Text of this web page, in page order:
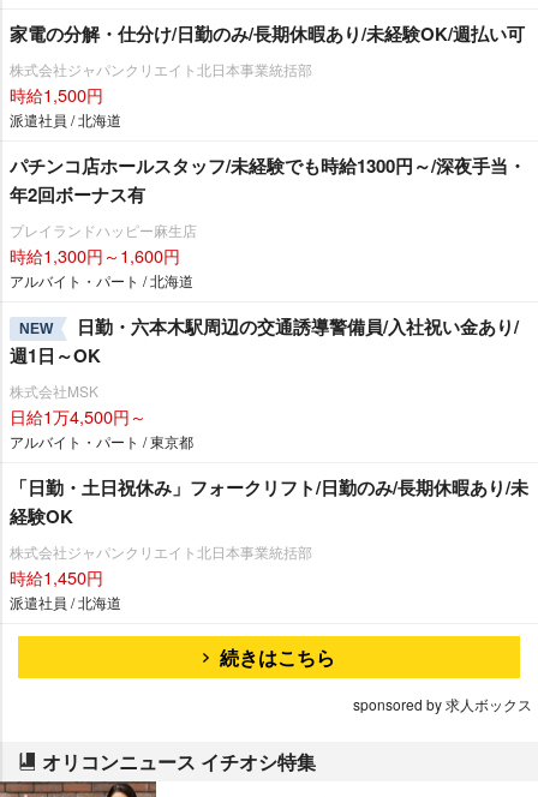
家電の分解・仕分け/日勤のみ/長期休暇あり/未経験OK/週払い可
株式会社ジャパンクリエイト北日本事業統括部
時給1,500円
派遣社員 / 北海道
パチンコ店ホールスタッフ/未経験でも時給1300円～/深夜手当・
年2回ボーナス有
プレイランドハッピー麻生店
時給1,300円～1,600円
アルバイト・パート / 北海道
NEW
日勤・六本木駅周辺の交通誘導警備員/入社祝い金あり/
週1日～OK
株式会社MSK
日給1万4,500円～
アルバイト・パート / 東京都
「日勤・土日祝休み」フォークリフト/日勤のみ/長期休暇あり/未
経験OK
株式会社ジャパンクリエイト北日本事業統括部
時給1,450円
派遣社員 / 北海道
続きはこちら
sponsored by 求人ボックス
オリコンニュース イチオシ特集